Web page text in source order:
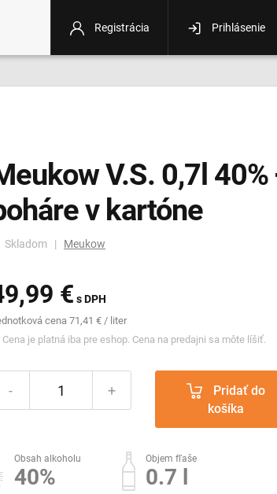
V.S. 0,7l 40%
v kartóne
Skladom | Meukow
€ s DPH
cena 71,41 € / liter
Cena je platná iba pre eshop. Cena na predajni sa môte líšiť.
- +
košíka
Obsah alkoholu
40%
Objem fľaše
0.7 l
Registrácia Prihlásenie